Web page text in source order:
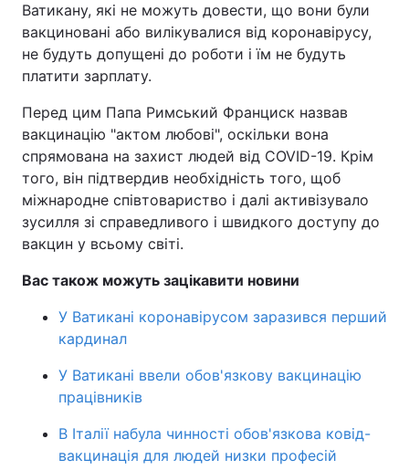
Тема оформлення
Ватикану, які не можуть довести, що вони були
вакциновані або вилікувалися від коронавірусу,
не будуть допущені до роботи і їм не будуть
платити зарплату.
Перед цим Папа Римський Франциск назвав
вакцинацію "актом любові", оскільки вона
спрямована на захист людей від COVID-19. Крім
того, він підтвердив необхідність того, щоб
міжнародне співтовариство і далі активізувало
зусилля зі справедливого і швидкого доступу до
вакцин у всьому світі.
Вас також можуть зацікавити новини
У Ватикані коронавірусом заразився перший
кардинал
У Ватикані ввели обов'язкову вакцинацію
працівників
В Італії набула чинності обов'язкова ковід-
вакцинація для людей низки професій